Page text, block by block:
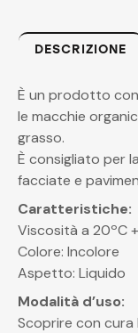
DESCRIZIONE
È un prodotto
le macchie
grasso.
È consigliato per
facciate e
Caratteristiche:
Viscosità a 20ºC
Colore: Incolore
Aspetto: Liquido
Modalità d’uso:
Scoprire con